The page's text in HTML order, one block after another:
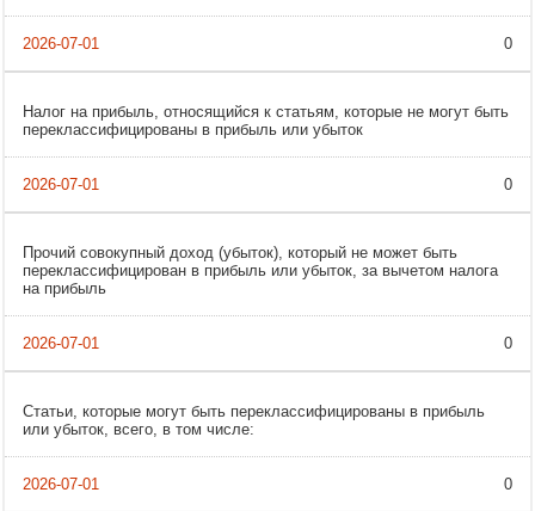
0
Налог на прибыль, относящийся к статьям, которые не могут быть
переклассифицированы в прибыль или убыток
0
Прочий совокупный доход (убыток), который не может быть
переклассифицирован в прибыль или убыток, за вычетом налога
на прибыль
0
Статьи, которые могут быть переклассифицированы в прибыль
или убыток, всего, в том числе:
0